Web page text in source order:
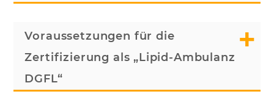
Voraussetzungen für die
Zertifizierung als „Lipid-Ambulanz
DGFL“